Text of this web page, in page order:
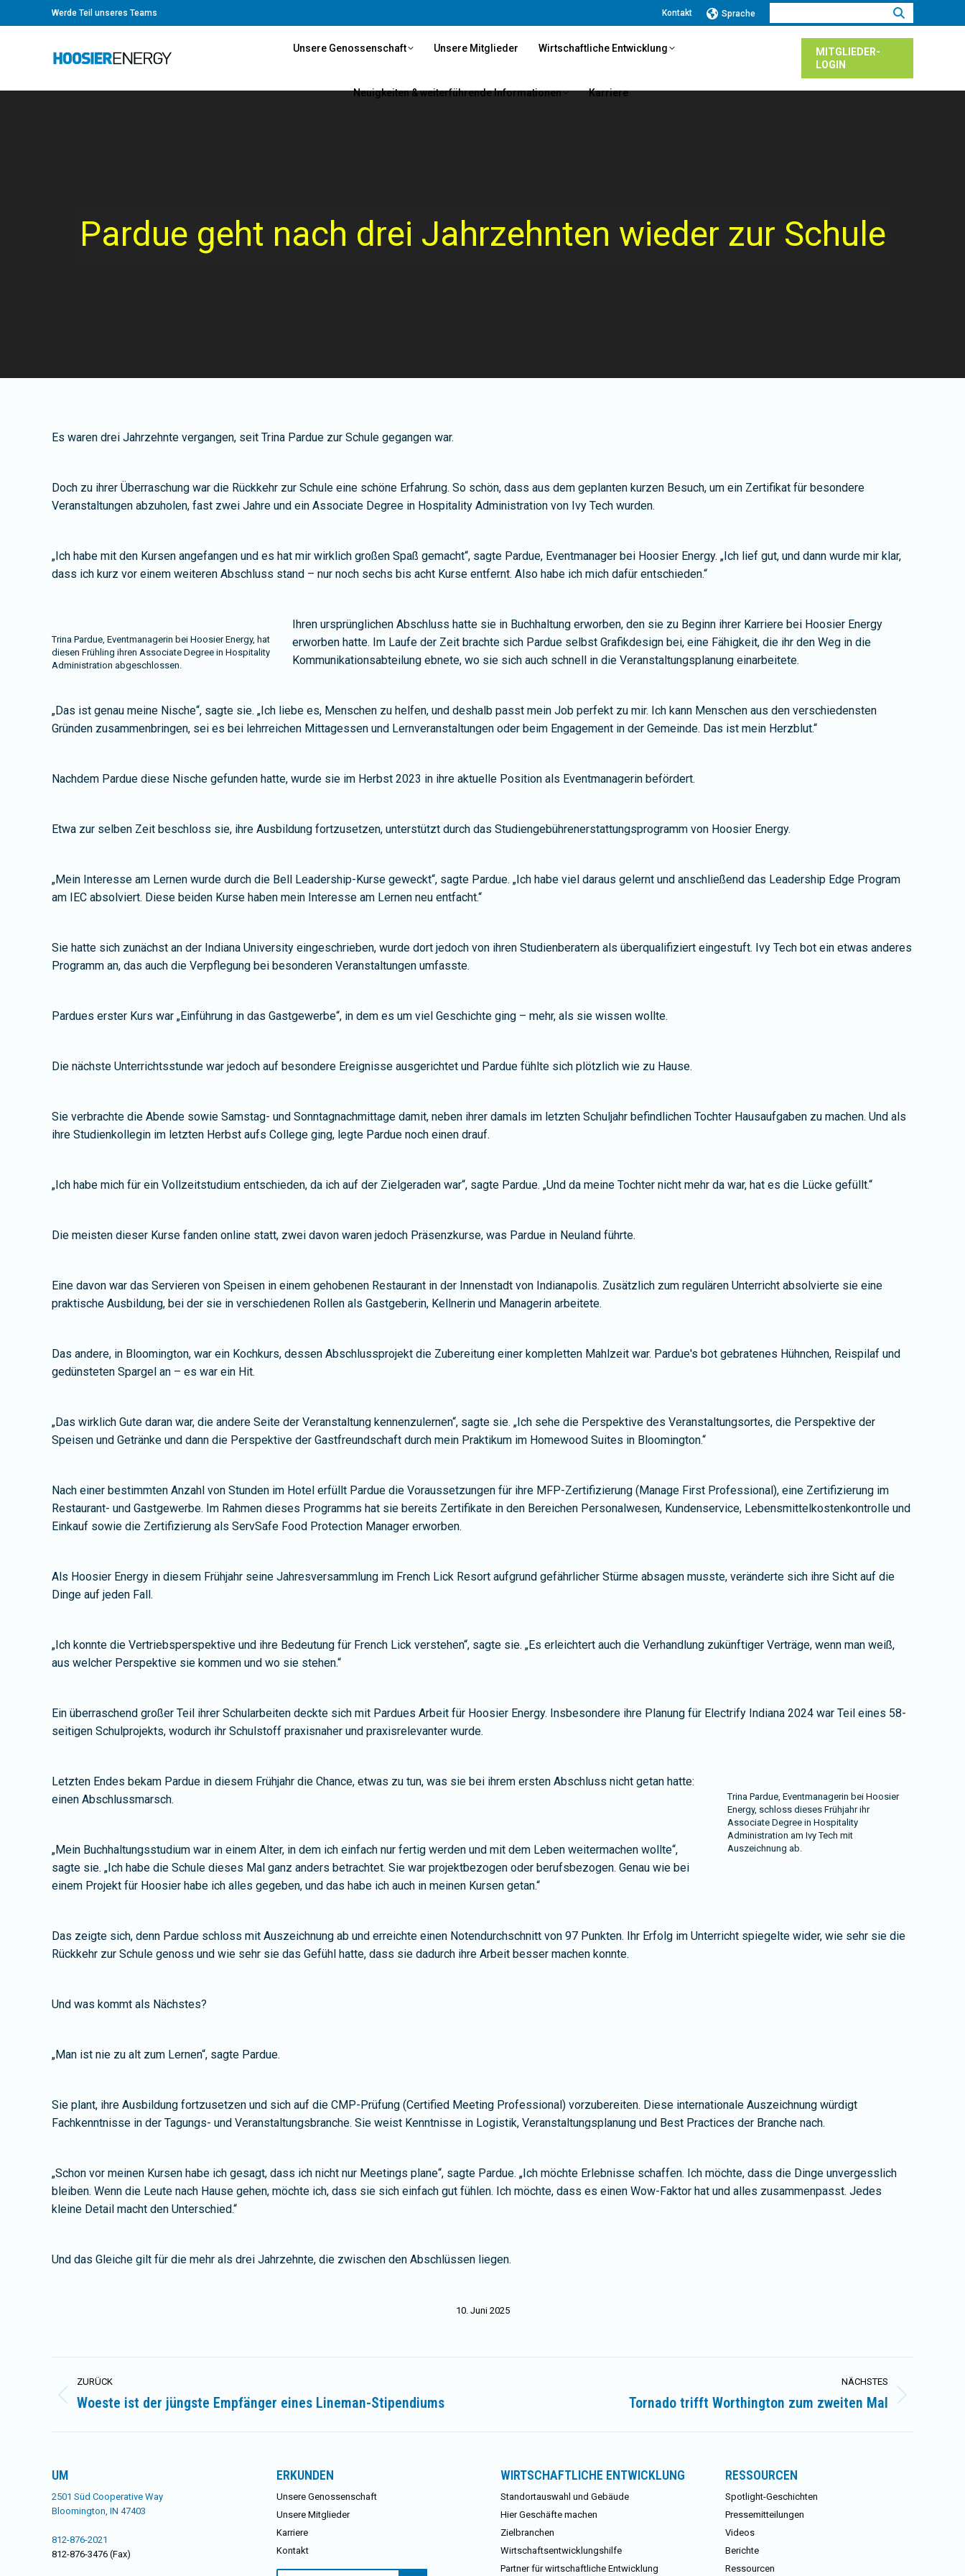
Werde Teil unseres Teams Kontakt Sprache
Unsere Genossenschaft Unsere Mitglieder Wirtschaftliche Entwicklung
Neuigkeiten & weiterführende Informationen Karriere
MITGLIEDER-
LOGIN
Pardue geht nach drei Jahrzehnten wieder zur Schule
Es waren drei Jahrzehnte vergangen, seit Trina Pardue zur Schule gegangen war.
Doch zu ihrer Überraschung war die Rückkehr zur Schule eine schöne Erfahrung. So schön, dass aus dem geplanten kurzen Besuch, um ein Zertifikat für besondere
Veranstaltungen abzuholen, fast zwei Jahre und ein Associate Degree in Hospitality Administration von Ivy Tech wurden.
„Ich habe mit den Kursen angefangen und es hat mir wirklich großen Spaß gemacht“, sagte Pardue, Eventmanager bei Hoosier Energy. „Ich lief gut, und dann wurde mir klar,
dass ich kurz vor einem weiteren Abschluss stand – nur noch sechs bis acht Kurse entfernt. Also habe ich mich dafür entschieden.“
Trina Pardue, Eventmanagerin bei Hoosier Energy, hat
diesen Frühling ihren Associate Degree in Hospitality
Administration abgeschlossen.
Ihren ursprünglichen Abschluss hatte sie in Buchhaltung erworben, den sie zu Beginn ihrer Karriere bei Hoosier Energy
erworben hatte. Im Laufe der Zeit brachte sich Pardue selbst Grafikdesign bei, eine Fähigkeit, die ihr den Weg in die
Kommunikationsabteilung ebnete, wo sie sich auch schnell in die Veranstaltungsplanung einarbeitete.
„Das ist genau meine Nische“, sagte sie. „Ich liebe es, Menschen zu helfen, und deshalb passt mein Job perfekt zu mir. Ich kann Menschen aus den verschiedensten
Gründen zusammenbringen, sei es bei lehrreichen Mittagessen und Lernveranstaltungen oder beim Engagement in der Gemeinde. Das ist mein Herzblut.“
Nachdem Pardue diese Nische gefunden hatte, wurde sie im Herbst 2023 in ihre aktuelle Position als Eventmanagerin befördert.
Etwa zur selben Zeit beschloss sie, ihre Ausbildung fortzusetzen, unterstützt durch das Studiengebührenerstattungsprogramm von Hoosier Energy.
„Mein Interesse am Lernen wurde durch die Bell Leadership-Kurse geweckt“, sagte Pardue. „Ich habe viel daraus gelernt und anschließend das Leadership Edge Program
am IEC absolviert. Diese beiden Kurse haben mein Interesse am Lernen neu entfacht.“
Sie hatte sich zunächst an der Indiana University eingeschrieben, wurde dort jedoch von ihren Studienberatern als überqualifiziert eingestuft. Ivy Tech bot ein etwas anderes
Programm an, das auch die Verpflegung bei besonderen Veranstaltungen umfasste.
Pardues erster Kurs war „Einführung in das Gastgewerbe“, in dem es um viel Geschichte ging – mehr, als sie wissen wollte.
Die nächste Unterrichtsstunde war jedoch auf besondere Ereignisse ausgerichtet und Pardue fühlte sich plötzlich wie zu Hause.
Sie verbrachte die Abende sowie Samstag- und Sonntagnachmittage damit, neben ihrer damals im letzten Schuljahr befindlichen Tochter Hausaufgaben zu machen. Und als
ihre Studienkollegin im letzten Herbst aufs College ging, legte Pardue noch einen drauf.
„Ich habe mich für ein Vollzeitstudium entschieden, da ich auf der Zielgeraden war“, sagte Pardue. „Und da meine Tochter nicht mehr da war, hat es die Lücke gefüllt.“
Die meisten dieser Kurse fanden online statt, zwei davon waren jedoch Präsenzkurse, was Pardue in Neuland führte.
Eine davon war das Servieren von Speisen in einem gehobenen Restaurant in der Innenstadt von Indianapolis. Zusätzlich zum regulären Unterricht absolvierte sie eine
praktische Ausbildung, bei der sie in verschiedenen Rollen als Gastgeberin, Kellnerin und Managerin arbeitete.
Das andere, in Bloomington, war ein Kochkurs, dessen Abschlussprojekt die Zubereitung einer kompletten Mahlzeit war. Pardue's bot gebratenes Hühnchen, Reispilaf und
gedünsteten Spargel an – es war ein Hit.
„Das wirklich Gute daran war, die andere Seite der Veranstaltung kennenzulernen“, sagte sie. „Ich sehe die Perspektive des Veranstaltungsortes, die Perspektive der
Speisen und Getränke und dann die Perspektive der Gastfreundschaft durch mein Praktikum im Homewood Suites in Bloomington.“
Nach einer bestimmten Anzahl von Stunden im Hotel erfüllt Pardue die Voraussetzungen für ihre MFP-Zertifizierung (Manage First Professional), eine Zertifizierung im
Restaurant- und Gastgewerbe. Im Rahmen dieses Programms hat sie bereits Zertifikate in den Bereichen Personalwesen, Kundenservice, Lebensmittelkostenkontrolle und
Einkauf sowie die Zertifizierung als ServSafe Food Protection Manager erworben.
Als Hoosier Energy in diesem Frühjahr seine Jahresversammlung im French Lick Resort aufgrund gefährlicher Stürme absagen musste, veränderte sich ihre Sicht auf die
Dinge auf jeden Fall.
„Ich konnte die Vertriebsperspektive und ihre Bedeutung für French Lick verstehen“, sagte sie. „Es erleichtert auch die Verhandlung zukünftiger Verträge, wenn man weiß,
aus welcher Perspektive sie kommen und wo sie stehen.“
Ein überraschend großer Teil ihrer Schularbeiten deckte sich mit Pardues Arbeit für Hoosier Energy. Insbesondere ihre Planung für Electrify Indiana 2024 war Teil eines 58-
seitigen Schulprojekts, wodurch ihr Schulstoff praxisnaher und praxisrelevanter wurde.
Trina Pardue, Eventmanagerin bei Hoosier
Energy, schloss dieses Frühjahr ihr
Associate Degree in Hospitality
Administration am Ivy Tech mit
Auszeichnung ab.
Letzten Endes bekam Pardue in diesem Frühjahr die Chance, etwas zu tun, was sie bei ihrem ersten Abschluss nicht getan hatte:
einen Abschlussmarsch.
„Mein Buchhaltungsstudium war in einem Alter, in dem ich einfach nur fertig werden und mit dem Leben weitermachen wollte“,
sagte sie. „Ich habe die Schule dieses Mal ganz anders betrachtet. Sie war projektbezogen oder berufsbezogen. Genau wie bei
einem Projekt für Hoosier habe ich alles gegeben, und das habe ich auch in meinen Kursen getan.“
Das zeigte sich, denn Pardue schloss mit Auszeichnung ab und erreichte einen Notendurchschnitt von 97 Punkten. Ihr Erfolg im Unterricht spiegelte wider, wie sehr sie die
Rückkehr zur Schule genoss und wie sehr sie das Gefühl hatte, dass sie dadurch ihre Arbeit besser machen konnte.
Und was kommt als Nächstes?
„Man ist nie zu alt zum Lernen“, sagte Pardue.
Sie plant, ihre Ausbildung fortzusetzen und sich auf die CMP-Prüfung (Certified Meeting Professional) vorzubereiten. Diese internationale Auszeichnung würdigt
Fachkenntnisse in der Tagungs- und Veranstaltungsbranche. Sie weist Kenntnisse in Logistik, Veranstaltungsplanung und Best Practices der Branche nach.
„Schon vor meinen Kursen habe ich gesagt, dass ich nicht nur Meetings plane“, sagte Pardue. „Ich möchte Erlebnisse schaffen. Ich möchte, dass die Dinge unvergesslich
bleiben. Wenn die Leute nach Hause gehen, möchte ich, dass sie sich einfach gut fühlen. Ich möchte, dass es einen Wow-Faktor hat und alles zusammenpasst. Jedes
kleine Detail macht den Unterschied.“
Und das Gleiche gilt für die mehr als drei Jahrzehnte, die zwischen den Abschlüssen liegen.
10. Juni 2025
Kommentarnavigation
ZURÜCK
Vorheriger
Woeste ist der jüngste Empfänger eines Lineman-Stipendiums
NÄCHSTES
Tornado trifft Worthington zum zweiten Mal
UM
2501 Süd Cooperative Way
Bloomington, IN 47403
812-876-2021
812-876-3476 (Fax)
ERKUNDEN
Unsere Genossenschaft
Unsere Mitglieder
Karriere
Kontakt
WIRTSCHAFTLICHE ENTWICKLUNG
Standortauswahl und Gebäude
Hier Geschäfte machen
Zielbranchen
Wirtschaftsentwicklungshilfe
Partner für wirtschaftliche Entwicklung
RESSOURCEN
Spotlight-Geschichten
Pressemitteilungen
Videos
Berichte
Ressourcen